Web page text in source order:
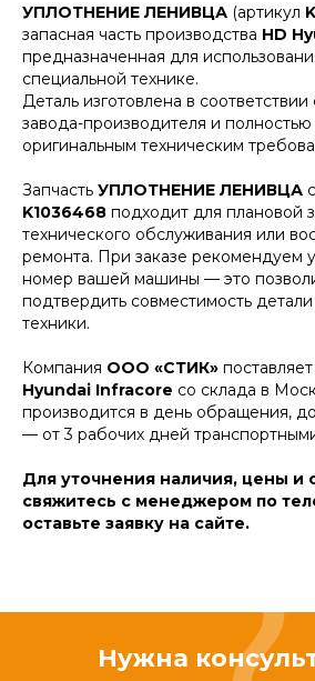
УПЛОТНЕНИЕ ЛЕНИВЦА (артикул
запасная часть производства HD
предназначенная для
специальной технике.
Деталь изготовлена в
завода-производителя и полностью
оригинальным техническим
Запчасть УПЛОТНЕНИЕ ЛЕНИВЦА
K1036468 подходит для плановой
технического обслуживания или
ремонта. При заказе рекомендуем
номер вашей машины — это
подтвердить совместимость
техники.
Компания ООО «СТИК»
Hyundai Infracore со склада в
производится в день обращения,
— от 3 рабочих дней
Для уточнения наличия, цены и
свяжитесь с менеджером по
оставьте заявку на сайте.
Нужна